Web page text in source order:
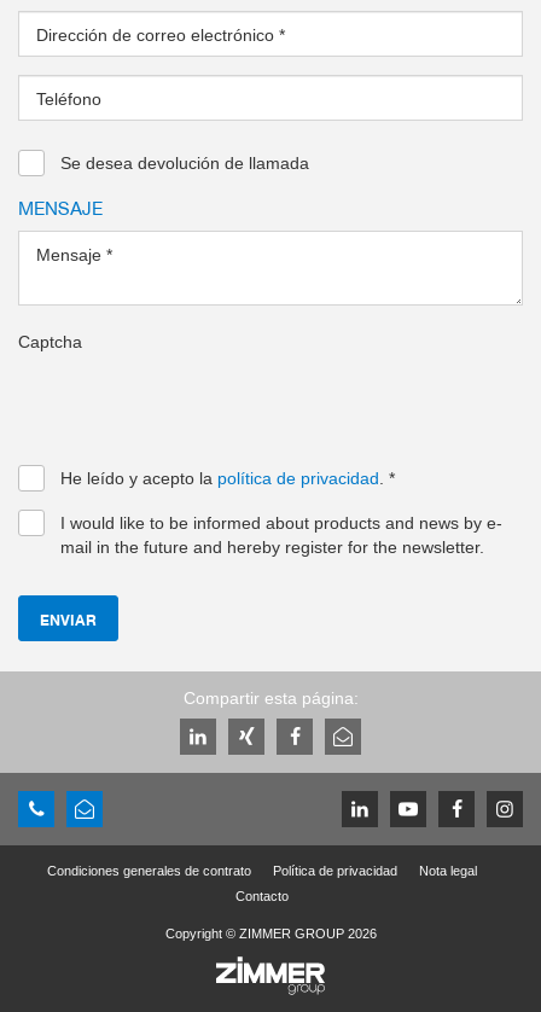
Dirección de correo electrónico *
Teléfono
Se desea devolución de llamada
MENSAJE
Mensaje *
Captcha
He leído y acepto la política de privacidad *
I would like to be informed about products and news by e-
mail in the future and hereby register for the newsletter.
ENVIAR
Compartir esta página:
Condiciones generales de contrato Política de privacidad
Nota legal
Contacto
Copyright © ZIMMER GROUP 2026